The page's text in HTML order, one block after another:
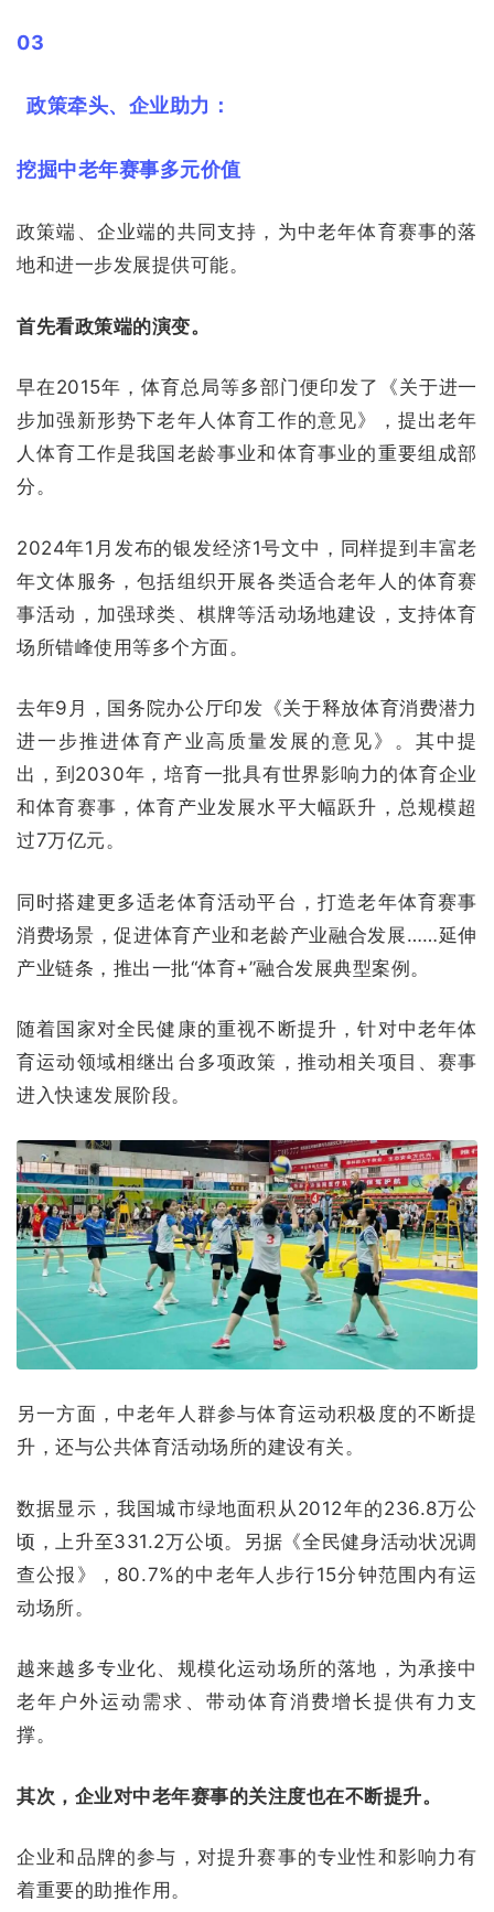
03
政策牵头、企业助力：
挖掘中老年赛事多元价值
政策端、企业端的共同支持，为中老年体育赛事的落
地和进一步发展提供可能。
首先看政策端的演变。
早在2015年，体育总局等多部门便印发了《关于进一
步加强新形势下老年人体育工作的意见》，提出老年
人体育工作是我国老龄事业和体育事业的重要组成部
分。
2024年1月发布的银发经济1号文中，同样提到丰富老
年文体服务，包括组织开展各类适合老年人的体育赛
事活动，加强球类、棋牌等活动场地建设，支持体育
场所错峰使用等多个方面。
去年9月，国务院办公厅印发《关于释放体育消费潜力
进一步推进体育产业高质量发展的意见》。其中提
出，到2030年，培育一批具有世界影响力的体育企业
和体育赛事，体育产业发展水平大幅跃升，总规模超
过7万亿元。
同时搭建更多适老体育活动平台，打造老年体育赛事
消费场景，促进体育产业和老龄产业融合发展……延伸
产业链条，推出一批“体育+”融合发展典型案例。
随着国家对全民健康的重视不断提升，针对中老年体
育运动领域相继出台多项政策，推动相关项目、赛事
进入快速发展阶段。
另一方面，中老年人群参与体育运动积极度的不断提
升，还与公共体育活动场所的建设有关。
数据显示，我国城市绿地面积从2012年的236.8万公
顷，上升至331.2万公顷。另据《全民健身活动状况调
查公报》，80.7%的中老年人步行15分钟范围内有运
动场所。
越来越多专业化、规模化运动场所的落地，为承接中
老年户外运动需求、带动体育消费增长提供有力支
撑。
其次，企业对中老年赛事的关注度也在不断提升。
企业和品牌的参与，对提升赛事的专业性和影响力有
着重要的助推作用。